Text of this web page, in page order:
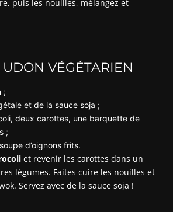
puis les nouilles, mélangez et
UDON VÉGÉTARIEN
;
et de la sauce soja ;
deux carottes, une barquette de
;
d’oignons frits.
et revenir les carottes dans un
légumes. Faites cuire les nouilles et
Servez avec de la sauce soja !